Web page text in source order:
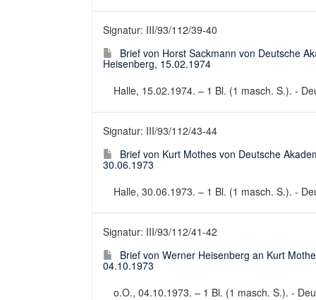
Signatur: III/93/112/39-40
Brief von Horst Sackmann von Deutsche
Heisenberg, 15.02.1974
Halle, 15.02.1974. – 1 Bl. (1 masch. S.). -
Signatur: III/93/112/43-44
Brief von Kurt Mothes von Deutsche
30.06.1973
Halle, 30.06.1973. – 1 Bl. (1 masch. S.). -
Signatur: III/93/112/41-42
Brief von Werner Heisenberg an Kurt
04.10.1973
o.O., 04.10.1973. – 1 Bl. (1 masch. S.). -